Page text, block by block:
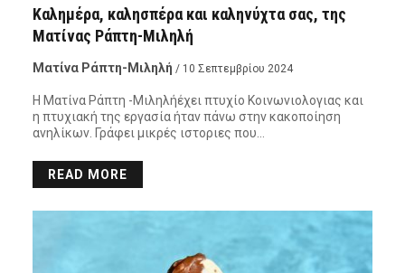
Καλημέρα, καλησπέρα και καληνύχτα σας, της
Ματίνας Ράπτη-Μιληλή
Ματίνα Ράπτη-Μιληλή / 10 Σεπτεμβρίου 2024
Η Ματίνα Ράπτη -Μιληλήέχει πτυχίο Κοινωνιολογιας και
η πτυχιακή της εργασία ήταν πάνω στην κακοποίηση
ανηλίκων. Γράφει μικρές ιστοριες που…
READ MORE